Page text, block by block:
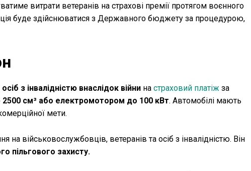
витрати ветеранів на страхові премії протягом воєнного
буде здійснюватися з Державного бюджету за процедурою,
з інвалідністю внаслідок війни на страховий платіж за
2500 см³ або електромотором до 100 кВт. Автомобілі мають
мети.
військовослужбовців, ветеранів та осіб з інвалідністю. Він
пільгового захисту.